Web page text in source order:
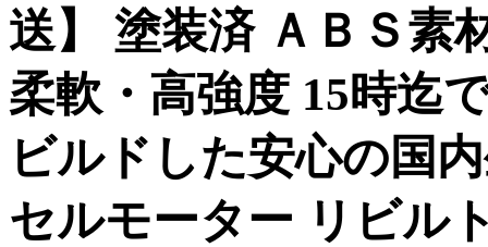
送】 塗装済 ＡＢＳ素
柔軟・高強度 15時迄
ビルドした安心の国
セルモーター リビル